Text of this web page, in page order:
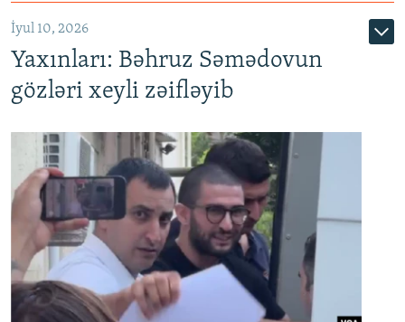
İyul 10, 2026
Yaxınları: Bəhruz Səmədovun
gözləri xeyli zəifləyib